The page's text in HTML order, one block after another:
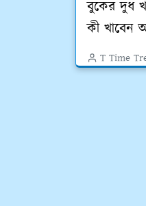
বুকের দুধ
কী খাবেন
T Time